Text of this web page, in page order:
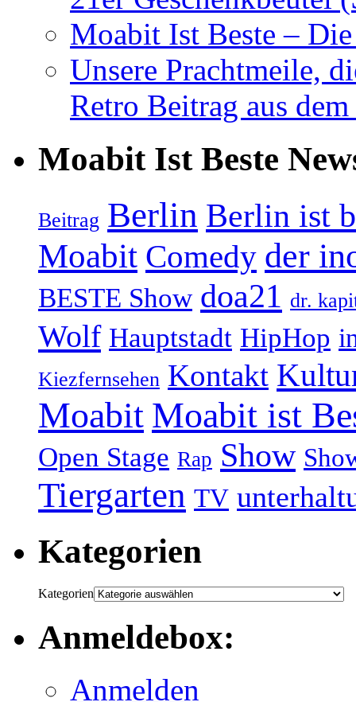
Moabit Ist Beste –
Unsere Prachtmeile,
Retro Beitrag aus
Moabit Ist Beste
Beitrag Berlin Berlin ist
Moabit Comedy der
BESTE Show doa21 dr.
Wolf Hauptstadt HipHop
Kiezfernsehen Kontakt
Moabit Moabit ist
Open Stage Rap Show
Tiergarten TV
Kategorien
Kategorien
Anmeldebox:
Anmelden